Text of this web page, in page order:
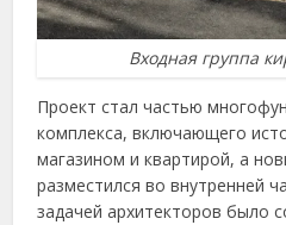
Входная группа
Проект стал частью
комплекса, включающего
магазином и квартирой, а
разместился во внутренней
задачей архитекторов было